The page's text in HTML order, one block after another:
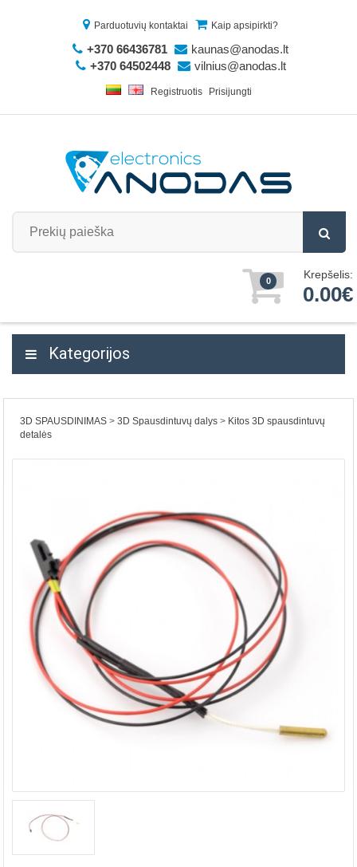
Parduotuvių kontaktai Kaip apsipirkti?
+370 66436781
kaunas@anodas.lt
+370 64502448
vilnius@anodas.lt
Registruotis Prisijungti
0 Krepšelis:
0.00€
Kategorijos
3D SPAUSDINIMAS 3D Spausdintuvų dalys
Kitos 3D spausdintuvų
detalės